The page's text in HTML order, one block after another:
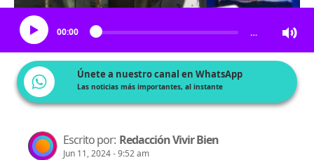
00:00 …
Únete a nuestro canal en WhatsApp
Las noticias más importantes, al instante
Escrito por: Redacción Vivir Bien
Jun 11, 2024 - 9:52 am